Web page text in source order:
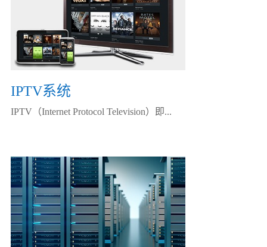
IPTV系统
IPTV（Internet Protocol Television）即...